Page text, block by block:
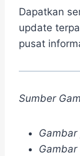
Dapatkan
update
pusat
Sumber